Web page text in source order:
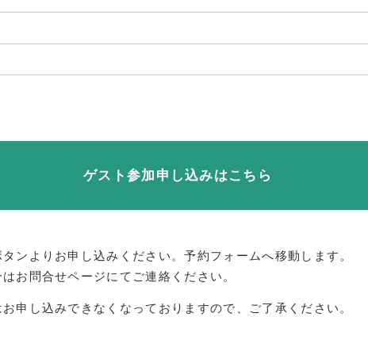
ゲスト参加申し込みはこちら
ンよりお申し込みください。予約フォームへ移動します。
お問合せページにてご連絡ください。
申し込みできなくなっておりますので、ご了承ください。